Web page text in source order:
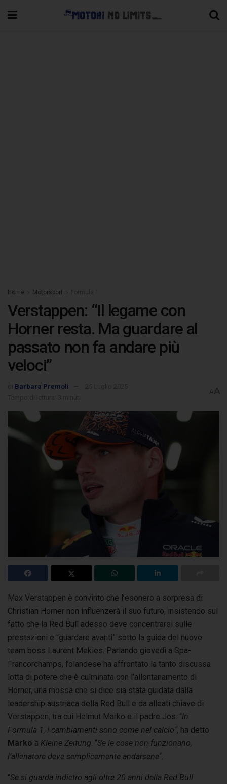
Home Motorsport
Verstappen: “Il legame con
Horner resta. Ma guardare al
passato non fa andare più
veloci”
Barbara Premoli
AA
Max Verstappen è convinto che l’esonero a sorpresa di
Christian Horner non influenzerà il suo futuro, insistendo sul
fatto che la Red Bull adesso deve concentrarsi sulle
prestazioni e “guardare avanti” sotto la guida del nuovo
team boss Laurent Mekies. Parlando giovedì a Spa-
Francorchamps, l’olandese ha affrontato la tanto discussa
lotta di potere che è culminata con l’allontanamento di
Horner, una mossa che si dice sia stata guidata dalla
leadership austriaca della Red Bull e da alleati chiave di
Verstappen, tra cui Helmut Marko e il padre Jos. “In
Formula 1, i cambiamenti sono come nel calcio“, ha detto
Marko a Kleine Zeitung. “Se le cose non funzionano,
l’allenatore deve semplicemente andarsene“.
“Se si guarda indietro agli oltre 20 anni della Red Bull